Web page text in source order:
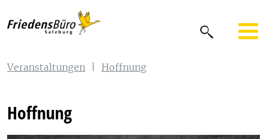
Veranstaltungen Hoffnung
Hoffnung